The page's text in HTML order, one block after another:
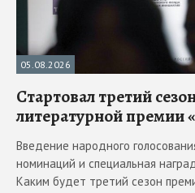
05.08.2026
Стартовал третий
литературной премии
Введение народного
номинаций и специальная
Каким будет третий сезон